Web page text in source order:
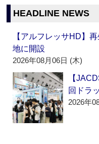
HEADLINE NEWS
【アルフレッサHD】
地に開設
2026年08月06日 (木)
【
回ドラ
2026年